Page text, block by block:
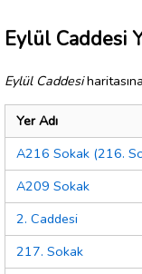
Eylül Caddesi
Eylül Caddesi
Yer Adı
A216 Sokak (216.
A209 Sokak
2. Caddesi
217. Sokak